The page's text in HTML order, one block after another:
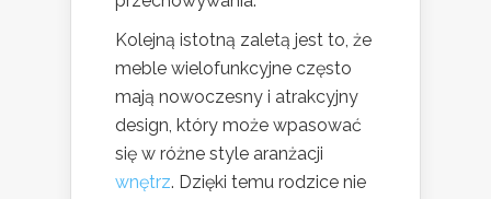
Kolejną istotną zaletą jest to, że
meble wielofunkcyjne często
mają nowoczesny i atrakcyjny
design, który może wpasować
się w różne style aranżacji
wnętrz. Dzięki temu rodzice nie